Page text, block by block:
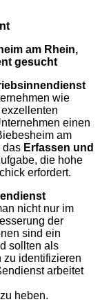
am Rhein,
gesucht
wie
einen
am
das Erfassen und
die hohe
erfordert.
nicht nur im
der
sind ein
sollten als
zu identifizieren
arbeitet
heben.